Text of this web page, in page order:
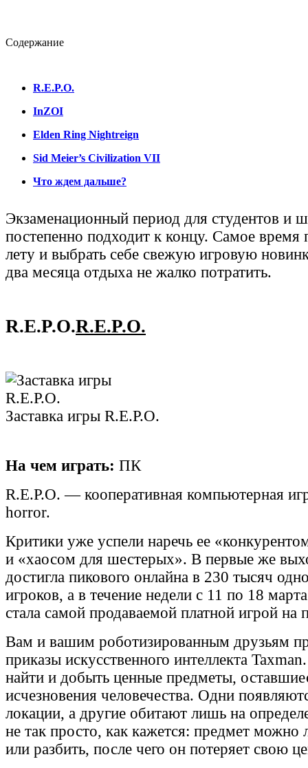
Cодержание
R.E.P.O.
InZOI
Elden Ring Nightreign
Sid Meier’s Civilization VII
Что ждем дальше?
Экзаменационный период для студентов и
постепенно подходит к концу. Самое время
лету и выбрать себе свежую игровую
два месяца отдыха не жалко потратить.
R.E.P.O.R.E.P.O.
Заставка игры R.E.P.O.
На чем играть: ПК
R.E.P.O. — кооперативная компьютерная
horror.
Критики уже успели наречь ее
и «хаосом для шестерых». В первые же
достигла пикового онлайна в 230 тысяч
игроков, а в течение недели с 11 по 18
стала самой продаваемой платной игрой на
Вам и вашим роботизированным друзьям
приказы искусственного интеллекта
найти и добыть ценные предметы,
исчезновения человечества. Одни
локации, а другие обитают лишь на
не так просто, как кажется: предмет можно
или разбить, после чего он потеряет свою